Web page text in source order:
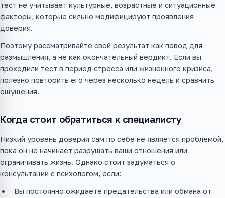
тест не учитывает культурные, возрастные и ситуационные
факторы, которые сильно модифицируют проявления
доверия.
Поэтому рассматривайте свой результат как повод для
размышления, а не как окончательный вердикт. Если вы
проходили тест в период стресса или жизненного кризиса,
полезно повторить его через несколько недель и сравнить
ощущения.
Когда стоит обратиться к специалисту
Низкий уровень доверия сам по себе не является проблемой,
пока он не начинает разрушать ваши отношения или
ограничивать жизнь. Однако стоит задуматься о
консультации с психологом, если:
Вы постоянно ожидаете предательства или обмана от